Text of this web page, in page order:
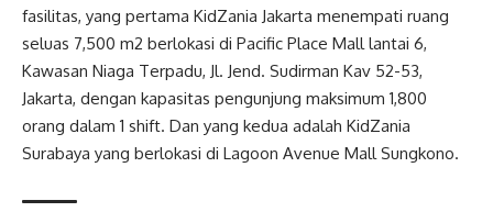
fasilitas, yang pertama KidZania Jakarta menempati ruang
seluas 7,500 m2 berlokasi di Pacific Place Mall lantai 6,
Kawasan Niaga Terpadu, Jl. Jend. Sudirman Kav 52-53,
Jakarta, dengan kapasitas pengunjung maksimum 1,800
orang dalam 1 shift. Dan yang kedua adalah KidZania
Surabaya yang berlokasi di Lagoon Avenue Mall Sungkono.